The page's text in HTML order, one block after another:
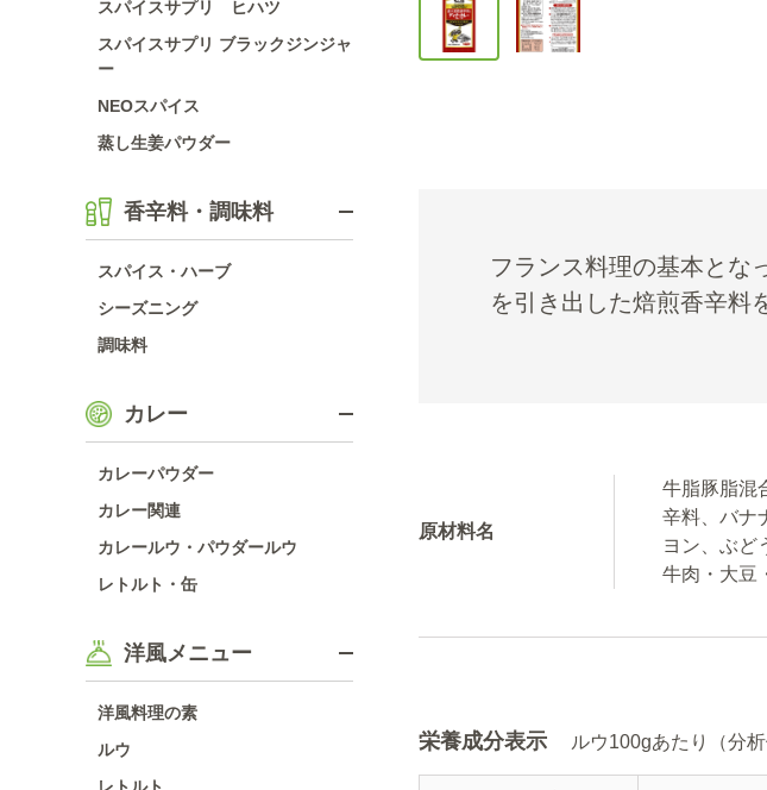
スパイスサプリ ヒハツ
スパイスサプリ ブラックジンジャ
ー
NEOスパイス
蒸し生姜パウダー
香辛料・調味料
スパイス・ハーブ
シーズニング
調味料
カレー
カレーパウダー
カレー関連
カレールウ・パウダールウ
レトルト・缶
洋風メニュー
洋風料理の素
ルウ
フランス料理の基本とな
を引き出した焙煎香辛料
原材料名
牛脂豚脂混
辛料、バナ
ヨン、ぶど
牛肉・大豆
栄養成分表示 ルウ100gあたり（分析